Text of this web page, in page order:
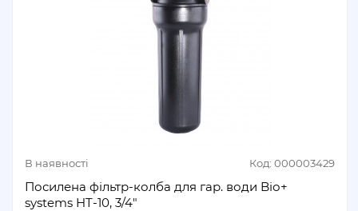
В наявності Код: 000003429
Посилена фільтр-колба для гар. води Bіо+
systems HT-10, 3/4″